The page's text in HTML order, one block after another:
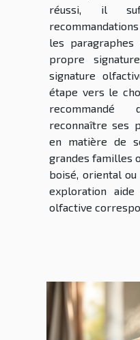
réussi, il
les paragraphes
propre
signature
étape vers le
reconnaître ses
en matière de
grandes familles
boisé, oriental
exploration
olfactive